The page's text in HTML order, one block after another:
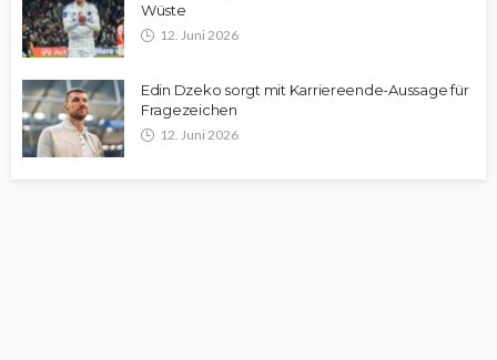
Wüste
12. Juni 2026
Edin Dzeko sorgt mit Karriereende-Aussage für
Fragezeichen
12. Juni 2026